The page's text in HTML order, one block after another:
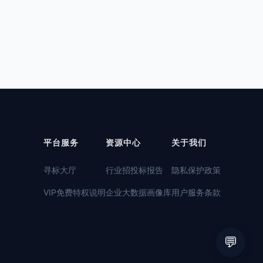
平台服务
寻标大厅
VIP免费特权说明
资源中心
行业招投标报告
企业大数据画像库
关于我们
隐私保护政策
用户服务条款
💬